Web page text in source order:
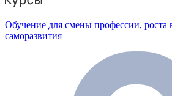
Обучение для смены профессии, роста
саморазвития